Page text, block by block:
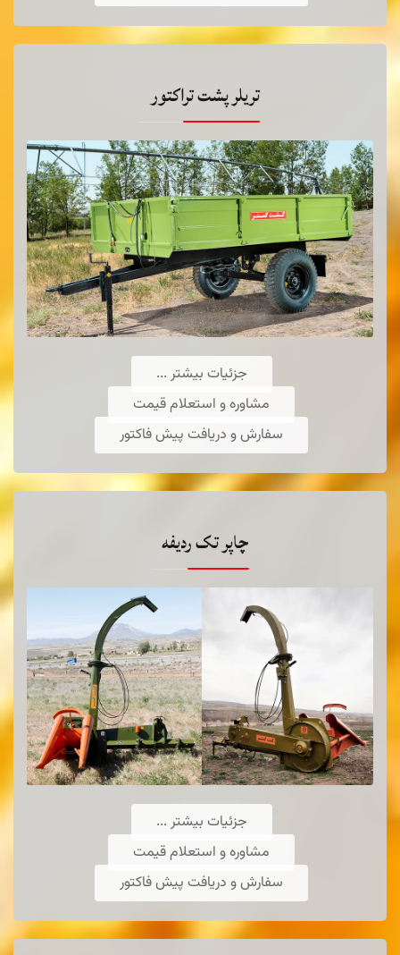
بیشتر ...
عمیقکار DD225
Seed deep drill
(SDD225)
ها از ویژگی های مهم
عمیق کار کشت گستر تبریز است که تامین-
کننده حداکثر رطوبت برای جوانه زنی می باشد
اطلاعات بیشتر ...
دستگاه كشت مستقيم
تریلر پشت تراکتور
جزئیات بیشتر ...
مشاوره و استعلام قیمت
سفارش و دریافت پیش فاکتور
چاپر تک ردیفه
جزئیات بیشتر ...
مشاوره و استعلام قیمت
سفارش و دریافت پیش فاکتور